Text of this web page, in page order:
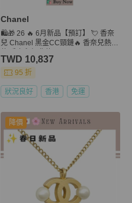
Chanel
🛍️🎁 26 🔥 6月新品【預訂】 💘 香奈
兒 Chanel 黑金CC頸鏈🔥 香奈兒熱賣
E
TWD 10,837
95 折
狀況良好 香港 免運
降價